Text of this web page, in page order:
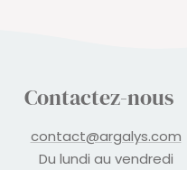
Contactez-nous
contact@argalys.com
Du lundi au vendredi